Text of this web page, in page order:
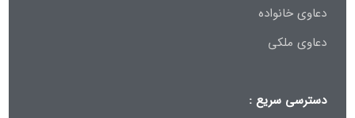
دعاوی خانواده
دعاوی ملکی
دسترسی سریع :